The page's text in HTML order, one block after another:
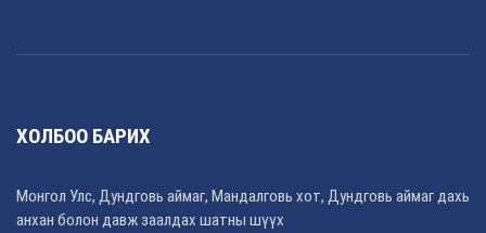
ХОЛБОО БАРИХ
Монгол Улс, Дундговь аймаг, Мандалговь хот, Дундговь аймаг дахь
анхан болон давж заалдах шатны шүүх